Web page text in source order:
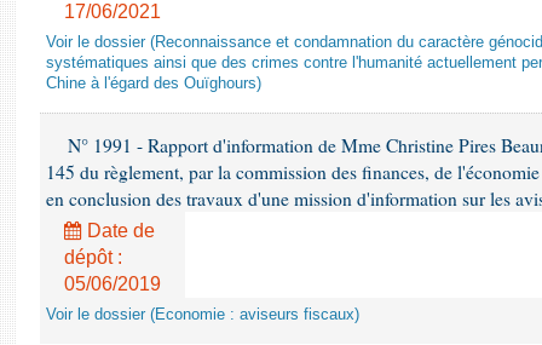
17/06/2021
Voir le dossier (Reconnaissance et condamnation du caractère
systématiques ainsi que des crimes contre l'humanité actuellement
Chine à l'égard des Ouïghours)
N° 1991 - Rapport d'information de Mme Christine Pires
145 du règlement, par la commission des finances, de
en conclusion des travaux d'une mission d'information sur les
Date de
dépôt :
05/06/2019
Voir le dossier (Economie : aviseurs fiscaux)